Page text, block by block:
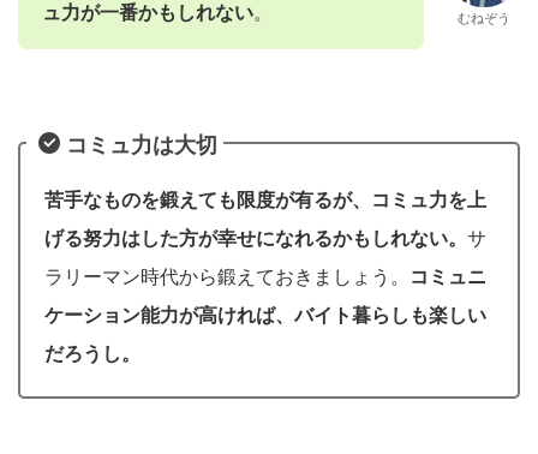
ュ力が一番かもしれない。 むねぞう
コミュ力は大切
苦手なものを鍛えても限度が有るが、コミュ力を上
げる努力はした方が幸せになれるかもしれない。 サ
ラリーマン時代から鍛えておきましょう。 コミュニ
ケーション能力が高ければ、バイト暮らしも楽しい
だろうし。